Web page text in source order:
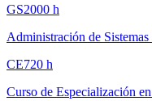
GS2000 h
Administración de
CE720 h
Curso de Especialización